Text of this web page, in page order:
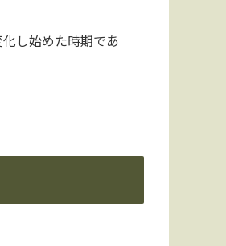
し始めた時期であ